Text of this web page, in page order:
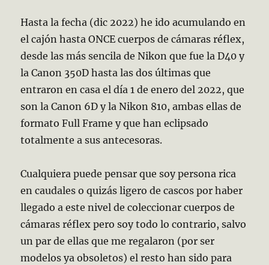
Hasta la fecha (dic 2022) he ido acumulando en
el cajón hasta ONCE cuerpos de cámaras réflex,
desde las más sencila de Nikon que fue la D40 y
la Canon 350D hasta las dos últimas que
entraron en casa el día 1 de enero del 2022, que
son la Canon 6D y la Nikon 810, ambas ellas de
formato Full Frame y que han eclipsado
totalmente a sus antecesoras.
Cualquiera puede pensar que soy persona rica
en caudales o quizás ligero de cascos por haber
llegado a este nivel de coleccionar cuerpos de
cámaras réflex pero soy todo lo contrario, salvo
un par de ellas que me regalaron (por ser
modelos ya obsoletos) el resto han sido para